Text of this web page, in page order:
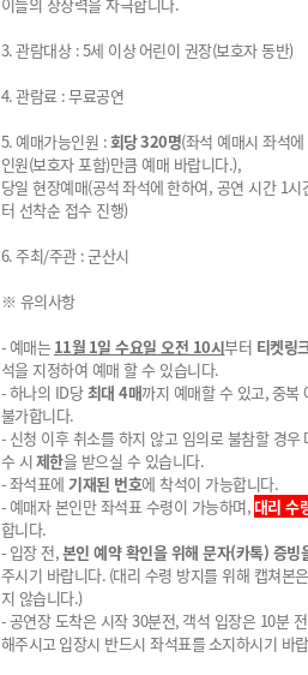
3.관람대상 : 5세 이상어린이 권장(보호자 동반)
4.관람료 :무료공연
5. 예매가능인원 :회당320명(좌석 예매시 좌석
인원(보호자 포함)만큼 예매 바랍니다.),
당일 현장예매(공석좌석에한하여, 공연 시간 1시
터 선착순 접수 진행)
6.주최/주관 :군산시
※ 유의사항
- 예매는11월 1일 수요일 오전 10시부터 티켓링
석을 지정하여 예매 할 수 있습니다.
-하나의 ID당최대 4매까지 예매할 수 있고,중복
불가합니다.
- 신청 이후 취소를 하지 않고 임의로 불참할 경우
수 시제한을 받으실 수 있습니다.
-좌석표에기재된 번호에 착석이 가능합니다.
- 예매자 본인만 좌석표 수령이 가능하며,대리 수
합니다.
- 입장 전,본인 예약 확인을 위해 문자(카톡) 증빙
주시기 바랍니다. (대리 수령 방지를 위해 캡쳐본
지 않습니다.)
-공연장 도착은 시작30분전, 객석 입장은 10분
해주시고입장시 반드시 좌석표를소지하시기 바